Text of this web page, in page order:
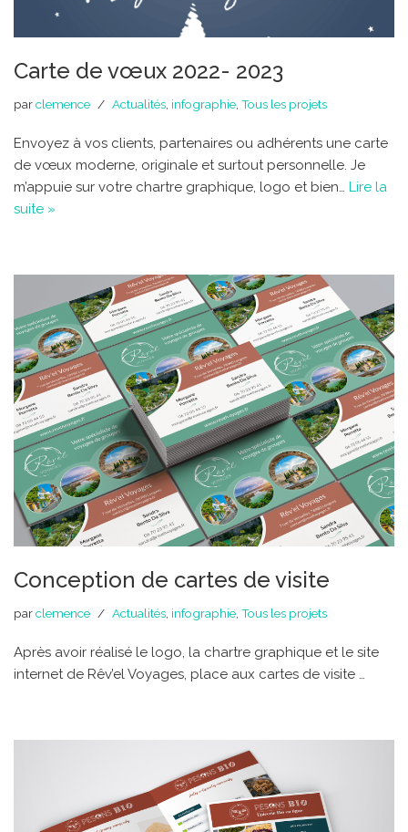
Carte de vœux 2022- 2023
parclemence Actualités infographie Tous les projets
Envoyez à vos clients, partenaires ou adhérents une carte
de vœux moderne, originale et surtout personnelle. Je
m’appuie sur votre chartre graphique, logo et bien… Lire la
suite »
Conception de cartes de visite
parclemence Actualités infographie Tous les projets
Après avoir réalisé le logo, la chartre graphique et le site
internet de Rêv’el Voyages, place aux cartes de visite …